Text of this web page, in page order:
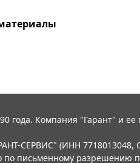
года. Компания "Гарант" и
СЕРВИС" (ИНН 7718013048,
по письменному разрешению